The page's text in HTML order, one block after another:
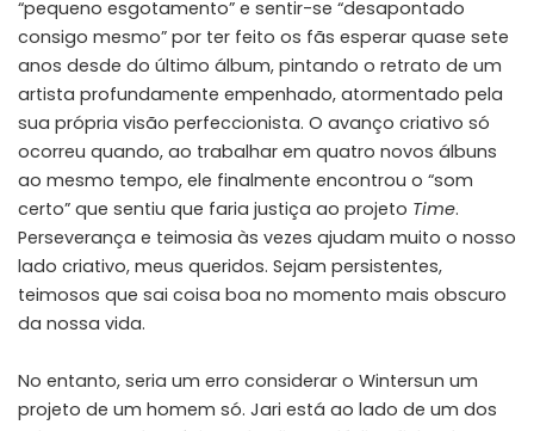
“pequeno esgotamento” e sentir-se “desapontado
consigo mesmo” por ter feito os fãs esperar quase sete
anos desde do último álbum, pintando o retrato de um
artista profundamente empenhado, atormentado pela
sua própria visão perfeccionista. O avanço criativo só
ocorreu quando, ao trabalhar em quatro novos álbuns
ao mesmo tempo, ele finalmente encontrou o “som
certo” que sentiu que faria justiça ao projeto Time.
Perseverança e teimosia às vezes ajudam muito o nosso
lado criativo, meus queridos. Sejam persistentes,
teimosos que sai coisa boa no momento mais obscuro
da nossa vida.
No entanto, seria um erro considerar o Wintersun um
projeto de um homem só. Jari está ao lado de um dos